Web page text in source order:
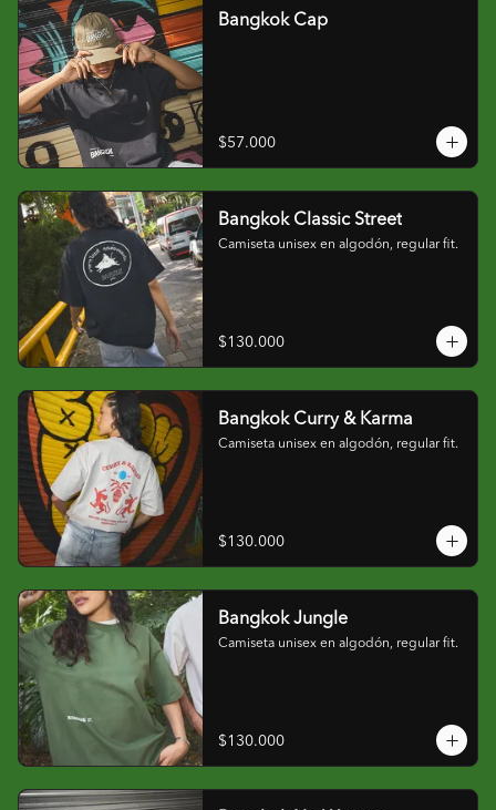
Bangkok Cap
$57.000
Bangkok Classic Street
Camiseta unisex en algodón, regular fit.
$130.000
Bangkok Curry & Karma
Camiseta unisex en algodón, regular fit.
$130.000
Bangkok Jungle
Camiseta unisex en algodón, regular fit.
$130.000